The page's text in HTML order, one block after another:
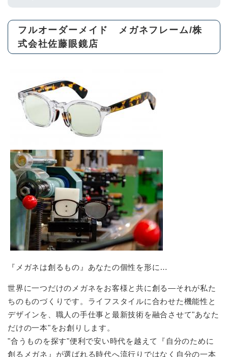
フルオーダーメイド メガネフレーム/株
式会社佐藤眼鏡店
『メガネは創るもの』あなたの個性を形に…
世界に一つだけのメガネをお客様と共に創る―それが私た
ちのものづくりです。ライフスタイルに合わせた機能性と
デザインを、職人の手仕事と最新技術を融合させて"あなた
だけの一本"をお創りします。
"合うものを探す"便利で安い時代を越えて『自分のために
創るメガネ』が選ばれる時代へ流行りではなく自分の一本